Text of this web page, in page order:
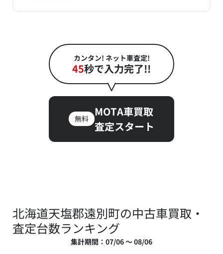
カンタン! ネット車査定!
45秒で入力完了!!
無料
MOTA車買取
査定スタート
北海道天塩郡遠別町の中古車買取・
査定台数ランキング
集計期間：07/06 ～ 08/06